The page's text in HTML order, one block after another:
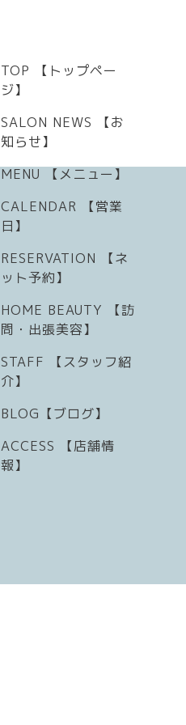
TOP 【トップペー
ジ】
SALON NEWS 【お
知らせ】
MENU 【メニュー】
CALENDAR 【営業
日】
RESERVATION 【ネ
ット予約】
HOME BEAUTY 【訪
問・出張美容】
STAFF 【スタッフ紹
介】
BLOG【ブログ】
ACCESS 【店舗情
報】